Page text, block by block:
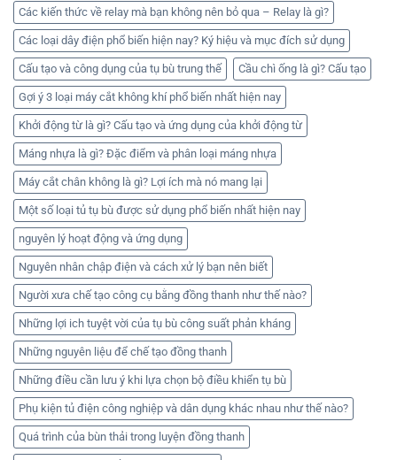
Các kiến thức về relay mà bạn không nên bỏ qua – Relay là gì?
Các loại dây điện phổ biến hiện nay? Ký hiệu và mục đích sử dụng
Cấu tạo và công dụng của tụ bù trung thế Cầu chì ống là gì? Cấu tạo
Gợi ý 3 loại máy cắt không khí phổ biến nhất hiện nay
Khởi động từ là gì? Cấu tạo và ứng dụng của khởi động từ
Máng nhựa là gì? Đặc điểm và phân loại máng nhựa
Máy cắt chân không là gì? Lợi ích mà nó mang lại
Một số loại tủ tụ bù được sử dụng phổ biến nhất hiện nay
nguyên lý hoạt động và ứng dụng
Nguyên nhân chập điện và cách xử lý bạn nên biết
Người xưa chế tạo công cụ bằng đồng thanh như thế nào?
Những lợi ich tuyệt vời của tụ bù công suất phản kháng
Những nguyên liệu để chế tạo đồng thanh
Những điều cần lưu ý khi lựa chọn bộ điều khiển tụ bù
Phụ kiện tủ điện công nghiệp và dân dụng khác nhau như thế nào?
Quá trình của bùn thải trong luyện đồng thanh